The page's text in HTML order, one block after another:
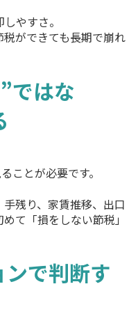
やすさ。
ができても長期で崩れ
ではな
ことが必要です。
残り、家賃推移、出口
て「損をしない節税」
で判断す